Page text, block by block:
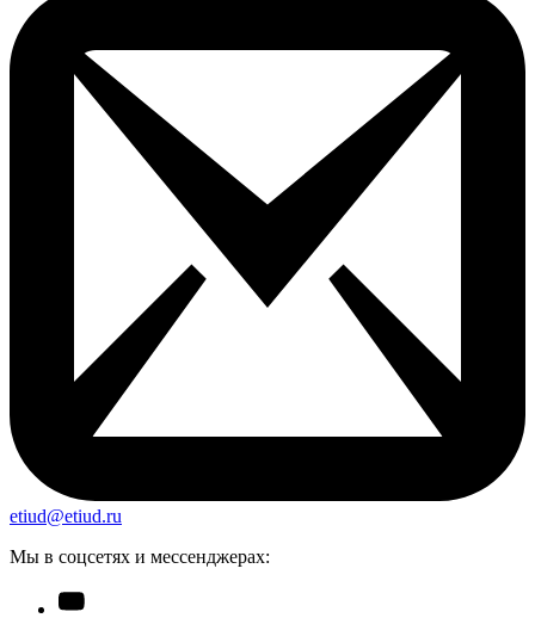
etiud@etiud.ru
Мы в соцсетях и мессенджерах: